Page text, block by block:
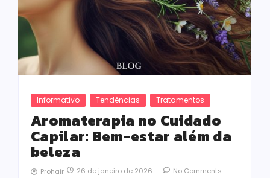
Informativo Tendências Tratamentos
Aromaterapia no Cuidado
Capilar: Bem-estar além da
beleza
Prohair 26 de janeiro de 2026 - No Comments